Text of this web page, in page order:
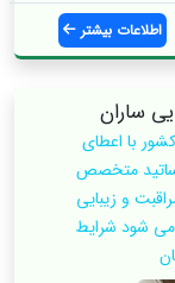
اطلاعات بیشتر
ساران
با اعطای
متخصص
و زیبایی
می شود شرایط